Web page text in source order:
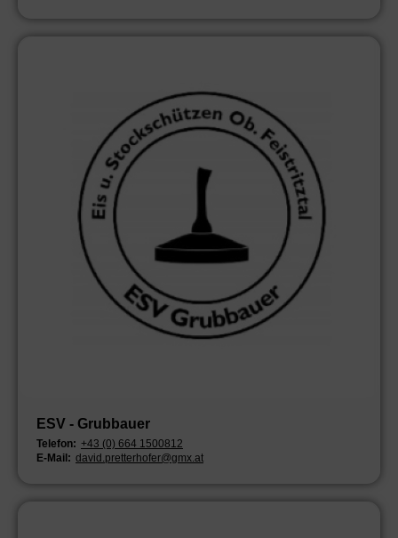
ESV - Grubbauer
Telefon: +43 (0) 664 1500812
E-Mail: david.pretterhofer@gmx.at